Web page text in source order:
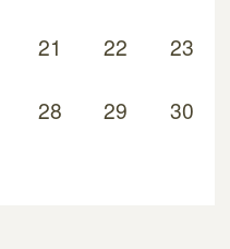
21 22 23
28 29 30